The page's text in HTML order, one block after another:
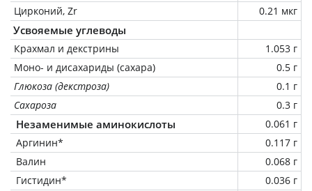
Цирконий, Zr
0.21 мкг
Усвояемые углеводы
Крахмал и декстрины
1.053 г
Моно- и дисахариды (сахара)
0.5 г
Глюкоза (декстроза)
0.1 г
Сахароза
0.3 г
Незаменимые аминокислоты
0.061 г
Аргинин*
0.117 г
Валин
0.068 г
Гистидин*
0.036 г